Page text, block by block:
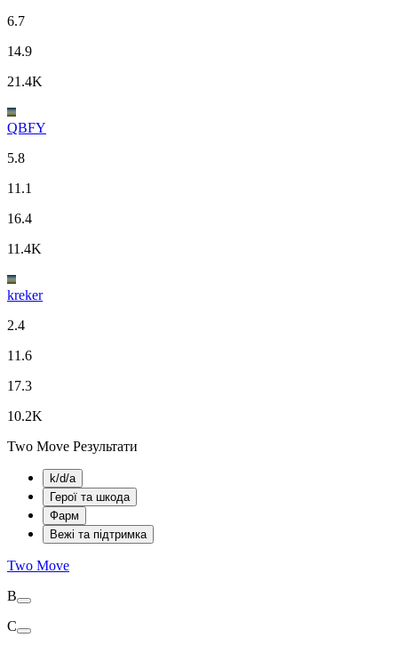
6.7
14.9
21.4K
QBFY
5.8
11.1
16.4
11.4K
kreker
2.4
11.6
17.3
10.2K
Two Move Результати
k/d/a
Герої та шкода
Фарм
Вежі та підтримка
Two Move
В
С